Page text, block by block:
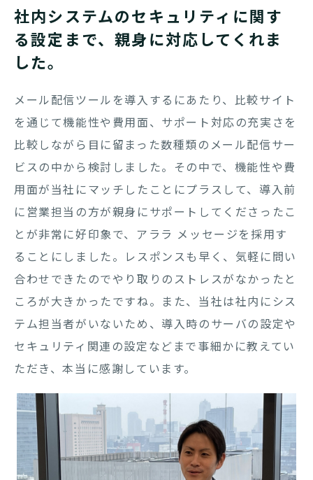
社内システムのセキュリティに関す
る設定まで、親身に対応してくれま
した。
メール配信ツールを導入するにあたり、比較サイト
を通じて機能性や費用面、サポート対応の充実さを
比較しながら目に留まった数種類のメール配信サー
ビスの中から検討しました。その中で、機能性や費
用面が当社にマッチしたことにプラスして、導入前
に営業担当の方が親身にサポートしてくださったこ
とが非常に好印象で、アララ メッセージを採用す
ることにしました。レスポンスも早く、気軽に問い
合わせできたのでやり取りのストレスがなかったと
ころが大きかったですね。また、当社は社内にシス
テム担当者がいないため、導入時のサーバの設定や
セキュリティ関連の設定などまで事細かに教えてい
ただき、本当に感謝しています。